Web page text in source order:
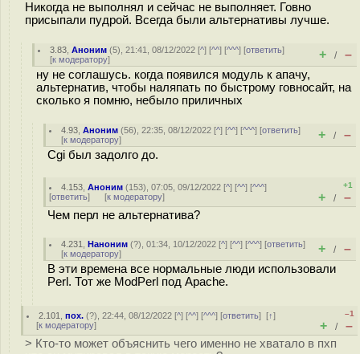
Никогда не выполнял и сейчас не выполняет. Говно
присыпали пудрой. Всегда были альтернативы лучше.
3.83 ,Аноним (5), 21:41, 08/12/2022 [^] [^^] [^^^] [ответить]
[к модератору] + / –
ну не соглашусь. когда появился модуль к апачу,
альтернатив, чтобы наляпать по быстрому говносайт, на
сколько я помню, небыло приличных
4.93 ,Аноним (56), 22:35, 08/12/2022 [^] [^^] [^^^] [ответить]
[к модератору] + / –
Cgi был задолго до.
4.153 ,Аноним (153), 07:05, 09/12/2022 [^] [^^] [^^^]
[ответить] [к модератору]
+1
+ / –
Чем перл не альтернатива?
4.231 ,Наноним (?), 01:34, 10/12/2022 [^] [^^] [^^^] [ответить]
[к модератору] + / –
В эти времена все нормальные люди использовали
Perl. Тот же ModPerl под Apache.
2.101 ,пох. (?), 22:44, 08/12/2022 [^] [^^] [^^^] [ответить][↑]
[к модератору]
–1
+ / –
> Кто-то может объяснить чего именно не хватало в пхп